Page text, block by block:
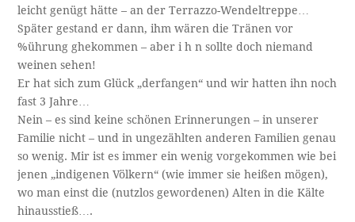
leicht genügt hätte – an der Terrazzo-Wendeltreppe…
Später gestand er dann, ihm wären die Tränen vor
%ührung ghekommen – aber i h n sollte doch niemand
weinen sehen!
Er hat sich zum Glück „derfangen“ und wir hatten ihn noch
fast 3 Jahre…
Nein – es sind keine schönen Erinnerungen – in unserer
Familie nicht – und in ungezählten anderen Familien genau
so wenig. Mir ist es immer ein wenig vorgekommen wie bei
jenen „indigenen Völkern“ (wie immer sie heißen mögen),
wo man einst die (nutzlos gewordenen) Alten in die Kälte
hinausstieß….